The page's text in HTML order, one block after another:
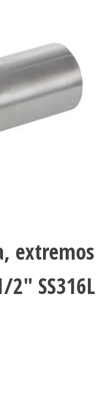
extremos
SS316L